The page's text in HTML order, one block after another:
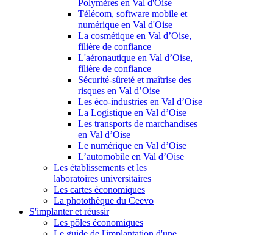
Polymères en Val d'Oise
Télécom, software mobile et
numérique en Val d'Oise
La cosmétique en Val d’Oise,
filière de confiance
L'aéronautique en Val d’Oise,
filière de confiance
Sécurité-sûreté et maîtrise des
risques en Val d’Oise
Les éco-industries en Val d’Oise
La Logistique en Val d’Oise
Les transports de marchandises
en Val d’Oise
Le numérique en Val d’Oise
L’automobile en Val d’Oise
Les établissements et les
laboratoires universitaires
Les cartes économiques
La photothèque du Ceevo
S'implanter et réussir
Les pôles économiques